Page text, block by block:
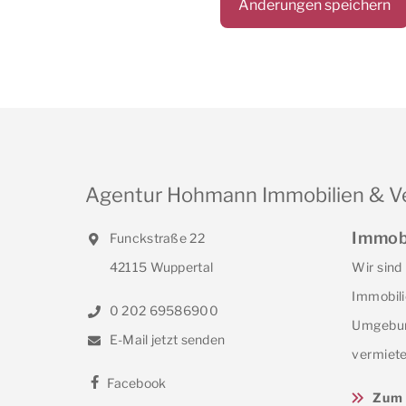
Agentur Hohmann Immobilien &
Funckstraße 22
42115 Wuppertal
0 202 69586900
E-Mail jetzt senden
Facebook
Wir sind
Zum